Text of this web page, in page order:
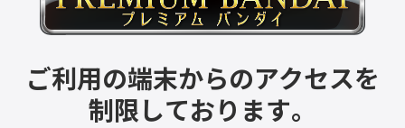
ご利用の端末からのアクセスを
制限しております。